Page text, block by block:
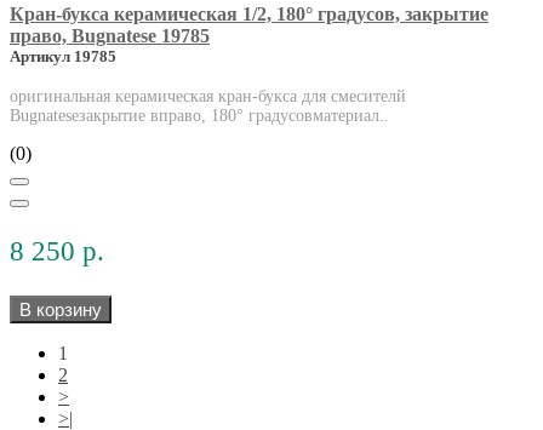
Кран-букса керамическая 1/2, 180° градусов, закрытие
право, Bugnatese 19785
Артикул 19785
оригинальная керамическая кран-букса для смесителй
Bugnateseзакрытие вправо, 180° градусовматериал..
(0)
8 250 р.
В корзину
1
2
>
>|